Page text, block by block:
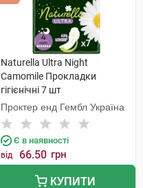
Naturella Ultra Night
Camomile Прокладки
гігієнічні 7 шт
Проктер енд Гембл Україна
Є в наявності
від 66.50 грн
КУПИТИ